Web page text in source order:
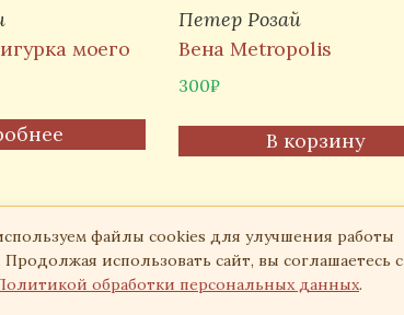
моего
Петер Розай
Вена Metropolis
300₽
В корзину
файлы cookies для улучшения работы
Продолжая использовать сайт, вы соглашаетесь с
обработки персональных данных.